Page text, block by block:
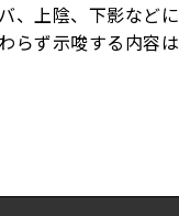
、上陰、下影などに
らず示唆する内容は